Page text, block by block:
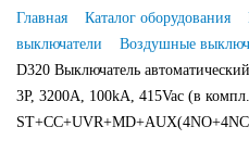
Главная Каталог оборудования
выключатели
Воздушные
D320 Выключатель
3P, 3200A, 100kA, 415Vac (в компл.